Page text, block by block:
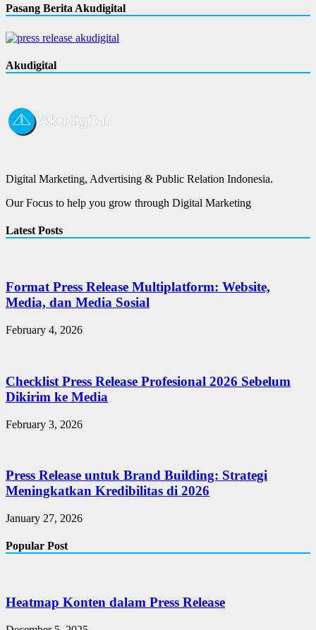
Pasang Berita Akudigital
Akudigital
Digital Marketing, Advertising & Public Relation Indonesia.
Our Focus to help you grow through Digital Marketing
Latest Posts
Format Press Release Multiplatform: Website,
Media, dan Media Sosial
February 4, 2026
Checklist Press Release Profesional 2026 Sebelum
Dikirim ke Media
February 3, 2026
Press Release untuk Brand Building: Strategi
Meningkatkan Kredibilitas di 2026
January 27, 2026
Popular Post
Heatmap Konten dalam Press Release